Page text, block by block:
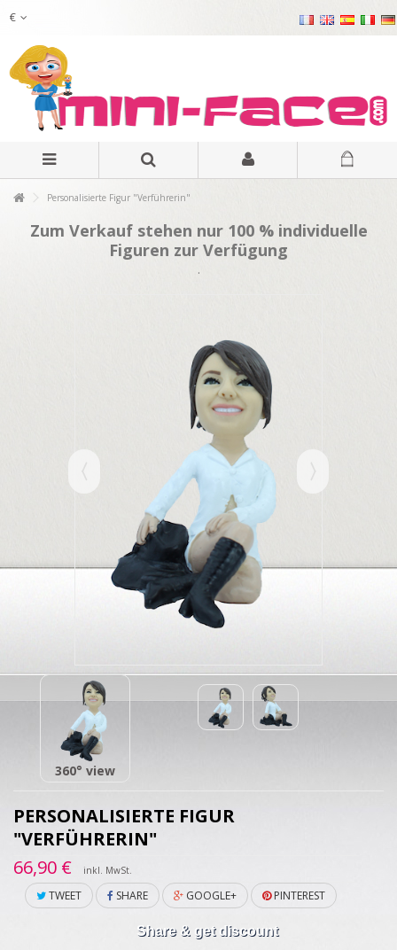
€
Personalisierte Figur "Verführerin"
Zum Verkauf stehen nur 100 % individuelle
Figuren zur Verfügung
.
360° view
PERSONALISIERTE FIGUR
"VERFÜHRERIN"
66,90 €
inkl. MwSt.
TWEET SHARE GOOGLE+ PINTEREST
Share & get discount